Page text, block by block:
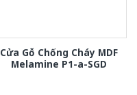
Cửa Gỗ Chống Cháy MDF
Melamine P1-a-SGD